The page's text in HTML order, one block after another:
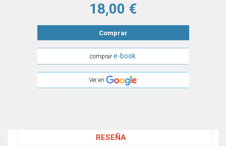
18,00 €
Comprar
comprare-book
Ver en
RESEÑA